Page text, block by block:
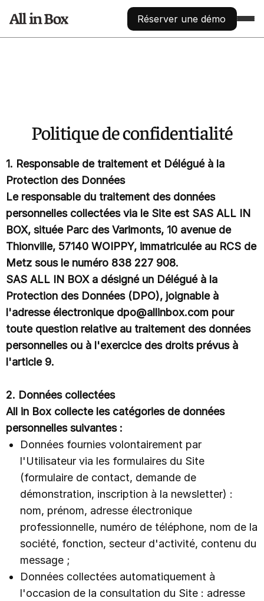
Réserver une démo
Centralisation des données
Traitement et segmentation automatisés via API
Apprenez à connaître vos prospects
Analyse démographique
Découvrez qui sont vos prospects
Analyse géographique
Découvrez d’où viennent vos prospects
Création de groupes / segments
Par ville, pays, tags, activité,...
Gestion de la réputation en ligne
Répondre aux avis avec l’IA
Analyse de performance réseaux sociaux
Facebook, Instagram, TikTok
COMMUNICATION
Engagez vos contacts
Envoi de newsletter et accès statistiques
A/B Tests, segmentation
Animation des réseaux sociaux
Créer et planifier vos posts
Notifications Web push
Personnalisées et engageantes
Publicité en ligne
Display, Google Ads, Meta Ads
Automation
Email et SMS
Questionnaires de satisfaction
Création, automatisation et extraction
Envoi de RCS
Messages enrichis à ses abonnés ou à des contacts ciblés
OFFRES
Politique de confidentialité
1. Responsable de traitement et Délégué à la
Protection des Données
Le responsable du traitement des données
personnelles collectées via le Site est SAS ALL IN
BOX, située Parc des Varimonts, 10 avenue de
Thionville, 57140 WOIPPY, immatriculée au RCS de
Metz sous le numéro 838 227 908.
SAS ALL IN BOX a désigné un Délégué à la
Protection des Données (DPO), joignable à
l'adresse électronique dpo@allinbox.com pour
toute question relative au traitement des données
personnelles ou à l'exercice des droits prévus à
l'article 9.
2. Données collectées
All in Box collecte les catégories de données
personnelles suivantes :
Données fournies volontairement par
l'Utilisateur via les formulaires du Site
(formulaire de contact, demande de
démonstration, inscription à la newsletter) :
nom, prénom, adresse électronique
professionnelle, numéro de téléphone, nom de la
société, fonction, secteur d'activité, contenu du
message ;
Données collectées automatiquement à
l'occasion de la consultation du Site : adresse